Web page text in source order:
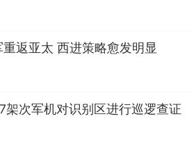
返亚太 西进策略愈发明显
架次军机对识别区进行巡逻查证